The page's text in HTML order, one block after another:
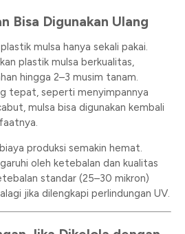
Bisa Digunakan Ulang
mulsa hanya sekali pakai.
plastik mulsa berkualitas,
hingga 2–3 musim tanam.
tepat, seperti menyimpannya
mulsa bisa digunakan kembali
produksi semakin hemat.
oleh ketebalan dan kualitas
standar (25–30 mikron)
jika dilengkapi perlindungan UV.